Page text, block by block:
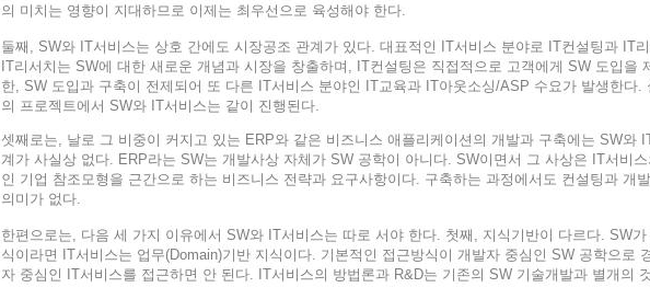
의 미치는 영향이 지대하므로 이제는 최우선으로 육성해야 한다.
둘째, SW와 IT서비스는 상호 간에도 시장공조 관계가 있다. 대표적인 IT서비스 분야로 IT컨설팅과 IT
IT리서치는 SW에 대한 새로운 개념과 시장을 창출하며, IT컨설팅은 직접적으로 고객에게 SW 도입을
한, SW 도입과 구축이 전제되어 또 다른 IT서비스 분야인 IT교육과 IT아웃소싱/ASP 수요가 발생한다.
의 프로젝트에서 SW와 IT서비스는 같이 진행된다.
셋째로는, 날로 그 비중이 커지고 있는 ERP와 같은 비즈니스 애플리케이션의 개발과 구축에는 SW와
계가 사실상 없다. ERP라는 SW는 개발사상 자체가 SW 공학이 아니다. SW이면서 그 사상은 IT서비스
인 기업 참조모형을 근간으로 하는 비즈니스 전략과 요구사항이다. 구축하는 과정에서도 컨설팅과 개
의미가 없다.
한편으로는, 다음 세 가지 이유에서 SW와 IT서비스는 따로 서야 한다. 첫째, 지식기반이 다르다. SW가
식이라면 IT서비스는 업무(Domain)기반 지식이다. 기본적인 접근방식이 개발자 중심인 SW 공학으로
자 중심인 IT서비스를 접근하면 안 된다. IT서비스의 방법론과 R&D는 기존의 SW 기술개발과 별개의